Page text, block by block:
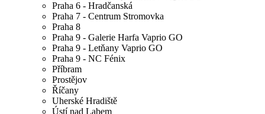
Praha 6 - Hradčanská
Praha 7 - Centrum Stromovka
Praha 8
Praha 9 - Galerie Harfa Vaprio GO
Praha 9 - Letňany Vaprio GO
Praha 9 - NC Fénix
Příbram
Prostějov
Říčany
Uherské Hradiště
Ústí nad Labem